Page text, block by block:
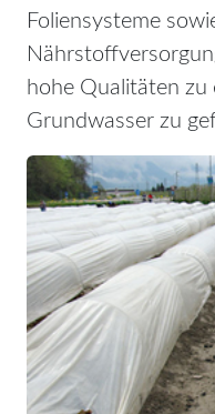
Foliensysteme
hohe Qualitäten zu
Grundwasser zu